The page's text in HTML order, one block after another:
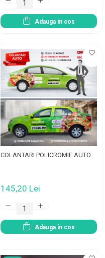
Adauga in cos
COLANTARI POLICROMIE AUTO
145,20 Lei
Adauga in cos